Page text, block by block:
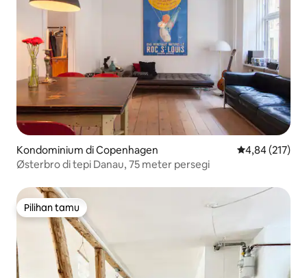
Kondominium di Copenhagen Nilai rata-rata
4,84 (217)
Østerbro di tepi Danau, 75 meter persegi
Pilihan tamu
Pilihan tamu